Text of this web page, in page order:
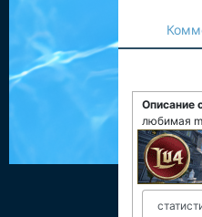
Описание
любимая